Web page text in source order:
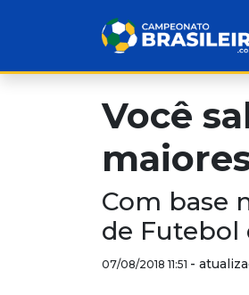
Você
Com base
de Futebol
07/08/2018 11:51 -